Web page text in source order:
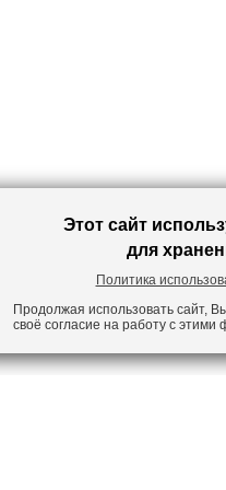
Этот сайт
для
Политика
Продолжая использовать сайт,
своё согласие на работу с этими